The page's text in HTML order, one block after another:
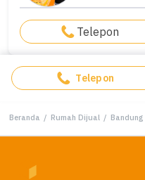
Telepon
Telepon
Beranda / Rumah Dijual / Bandung